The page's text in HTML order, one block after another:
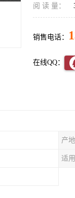
阅 读 量：
销售电话：
在线QQ：
产地
适